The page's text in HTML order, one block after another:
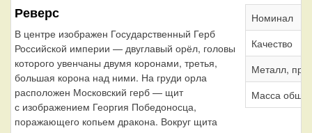
Реверс
В центре изображен Государственный Герб
Российской империи — двуглавый орёл, головы
которого увенчаны двумя коронами, третья,
большая корона над ними. На груди орла
расположен Московский герб — щит
с изображением Георгия Победоносца,
поражающего копьем дракона. Вокруг щита
Номинал
Качество
Металл,
Масса